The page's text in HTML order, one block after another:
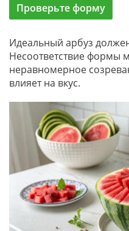
Проверьте форму
Идеальный арбуз
Несоответствие формы
неравномерное
влияет на вкус.